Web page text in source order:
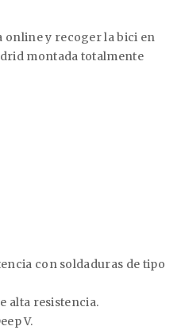
online y recoger la bici en
montada totalmente
con soldaduras de tipo
alta resistencia.
V.